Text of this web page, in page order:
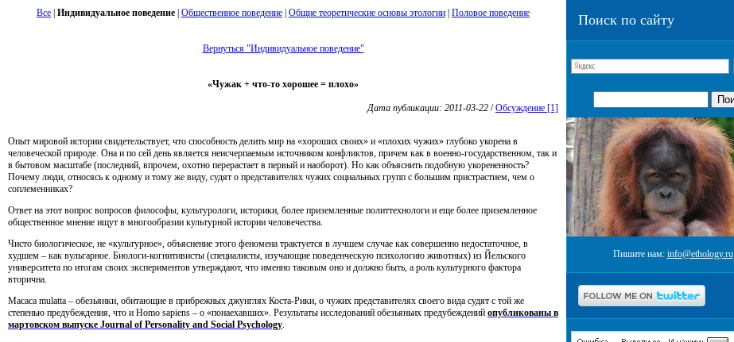
Поиск по сайту
Пишите нам: info@ethology.ru
Все Индивидуальное поведение Общественное поведение Общие теоретические основы этологии Половое поведение
Вернуться "Индивидуальное поведение"
«Чужак + что-то хорошее = плохо»
Дата публикации: 2011-03-22 /Обсуждение [1]
Опыт мировой истории свидетельствует, что способность делить мир на «хороших своих» и «плохих чужих» глубоко укорена в
человеческой природе. Она и по сей день является неисчерпаемым источником конфликтов, причем как в военно-государственном, так и
в бытовом масштабе (последний, впрочем, охотно перерастает в первый и наоборот). Но как объяснить подобную укорененность?
Почему люди, относясь к одному и тому же виду, судят о представителях чужих социальных групп с большим пристрастием, чем о
соплеменниках?
Ответ на этот вопрос вопросов философы, культурологи, историки, более приземленные политтехнологи и еще более приземленное
общественное мнение ищут в многообразии культурной истории человечества.
Чисто биологическое, не «культурное», объяснение этого феномена трактуется в лучшем случае как совершенно недостаточное, в
худшем – как вульгарное. Биологи-когнитивисты (специалисты, изучающие поведенческую психологию животных) из Йельского
университета по итогам своих экспериментов утверждают, что именно таковым оно и должно быть, а роль культурного фактора
вторична.
Macaca mulatta – обезьянки, обитающие в прибрежных джунглях Коста-Рики, о чужих представителях своего вида судят с той же
степенью предубеждения, что и Homo sapiens – о «понаехавших». Результаты исследований обезьяньих предубеждений опубликованы в
мартовском выпуске Journal of Personality and Social Psychology.